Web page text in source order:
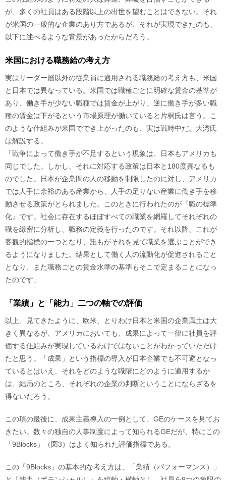
が、多くの社員はある段階以上の出世を望むことはできない。それ
が米国の一般的な企業のあり方であるが、それが実現できたのも、
以下に述べるような背景があったからだろう。
米国における職務給の考え方
実はリーダー層以外の従業員に適用される職務給の考え方も、米国
と日本では異なっている。米国では職種ごとに明確な賃金の基準が
あり、働き手が少ない職種では賃金が上がり、逆に働き手が多い職
種の賃金は下がるという市場原理が働いていると片桐氏は言う。こ
のような仕組みが米国ででき上がったのも、実は戦時中だ。大湾氏
は解説する。
「戦争によって働き手が不足するという現象は、日本もアメリカも
同じでした。しかし、それに対応する政策は日本と180度異なるも
のでした。日本が企業間の人の移動を制限したのに対し、アメリカ
では人手に余裕のある産業から、人手の足りない産業に働き手を移
動させる政策がとられました。このときに行われたのが『職の標準
化』です。社会に存在するほぼすべての職業を網羅してそれぞれの
職を緻密に分析し、職務の定義を行ったのです。それ以降、これが
客観的指標の一つとなり、誰もがそれを見て職業を選ぶことができ
るようになりました。結果として働く人の流動化が促進されること
となり、また職務ごとの賃金水準の基準もそこで定まることになっ
たのです」
「業績」と「能力」二つの軸での評価
以上、見てきたように、欧米、とりわけ日本と米国の企業風土は大
きく異なるが、アメリカにおいても、成果によって一律に社員を評
価する仕組みが実現しているわけではないことがわかっていただけ
たと思う。「成果」という指標の導入が日本企業でも不可避となっ
ているとはいえ、それをどのような職階にどのように適用するか
は、結局のところ、それぞれの企業の判断ということにならざるを
得ないだろう。
この項の最後に、成果主義導入の一例として、GEのケースを見てお
きたい。数々の独自の人事制度によって知られるGEだが、特にこの
「9Blocks」（図3）はよく知られた評価指標である。
この「9Blocks」の基本的な考え方は、「業績（パフォーマンス）」